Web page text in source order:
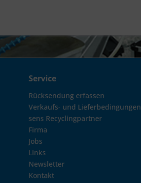
Service
Rücksendung erfassen
Verkaufs- und Lieferbedingungen
sens Recyclingpartner
Firma
Jobs
Links
Newsletter
Kontakt